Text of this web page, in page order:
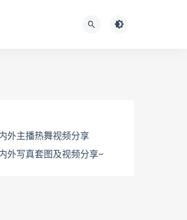
外主播热舞视频分享
外写真套图及视频分享~